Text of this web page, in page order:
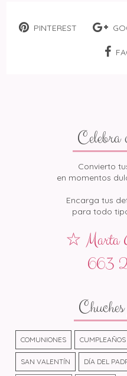
PINTEREST
Celebra
Convierto
en momentos
Encarga tus
para todo
☆ Marta
663
COMUNIONES CUMPLEAÑOS
SAN VALENTÍN DÍA DEL